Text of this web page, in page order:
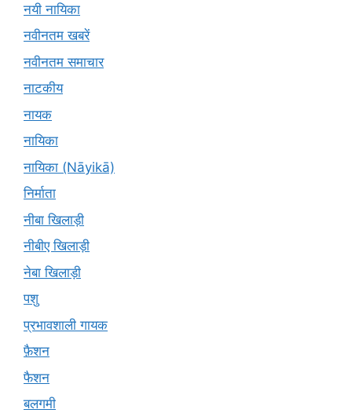
नयी नायिका
नवीनतम खबरें
नवीनतम समाचार
नाटकीय
नायक
नायिका
नायिका (Nāyikā)
निर्माता
नीबा खिलाड़ी
नीबीए खिलाड़ी
नेबा खिलाड़ी
पशु
प्रभावशाली गायक
फ़ैशन
फैशन
बलगमी